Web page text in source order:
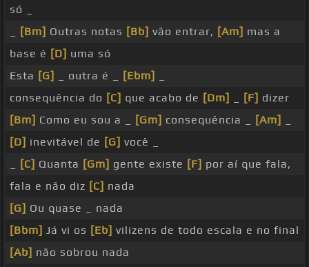
só _
[Bm] Outras notas [Bb] vão entrar, [Am] mas a
base é [D] uma só
Esta [G] _ outra é _ [Ebm]
consequência do [C] que acabo de [Dm] [F] dizer
[Bm] Como eu sou a _ [Gm] consequência _ [Am]
[D] inevitável de [G] você _
[C] Quanta [Gm] gente existe [F] por aí que fala,
fala e não diz [C] nada
[G] Ou quase _ nada
[Bbm] Já vi os [Eb] vilizens de todo escala e no final
[Ab] não sobrou nada